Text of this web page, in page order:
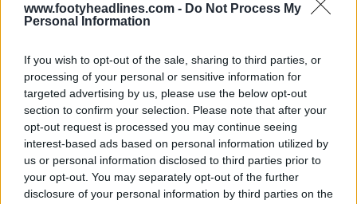
www.footyheadlines.com - Do Not Process My
Personal Information
If you wish to opt-out of the sale, sharing to third parties, or
processing of your personal or sensitive information for
targeted advertising by us, please use the below opt-out
section to confirm your selection. Please note that after your
opt-out request is processed you may continue seeing
interest-based ads based on personal information utilized by
us or personal information disclosed to third parties prior to
your opt-out. You may separately opt-out of the further
disclosure of your personal information by third parties on the
Vazou a terceira camisa do Bayern de Munique
para 2026-2027 – Imagens oficiais
VAZAMENTO 76 43 0 100K 1h